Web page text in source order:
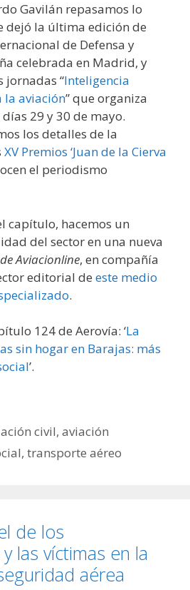
Gavilán repasamos lo
dejó la última edición de
de Defensa y
celebrada en Madrid, y
jornadas “Inteligencia
aviación” que organiza
29 y 30 de mayo.
los detalles de la
XV Premios ‘Juan de la Cierva
el periodismo
capítulo, hacemos un
del sector en una nueva
Aviacionline, en compañía
editorial de este medio
.
124 de Aerovía: ‘La
sin hogar en Barajas: más
’.
civil,aviación
, transporte aéreo
de los
las víctimas en la
aérea